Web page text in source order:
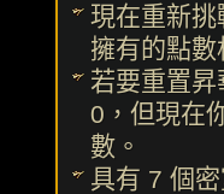
現在重新
擁有的點
若要重置
0，但現在
數。
具有 7 個